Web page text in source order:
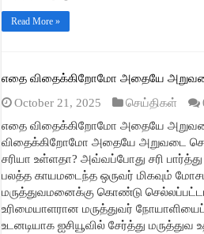
Read More »
எதை விதைக்கிறோமோ அதையே
October 21, 2025
செய்திகள்
எதை விதைக்கிறோமோ அதையே
விதைக்கிறோமோ அதையே அறுவடை
சரியா உள்ளதா? அவ்வப்போது சரி
பலத்த காயமடைந்த ஒருவர் மிகவும்
மருத்துவமனைக்கு கொண்டு
உரிமையாளரான மருத்துவர்
உடனடியாக ஐசியூவில் சேர்த்து மருத்துவ